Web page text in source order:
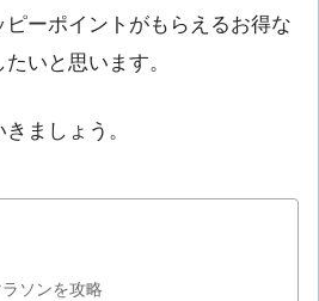
ピーポイントがもらえるお得な
いと思います。
ましょう。
ソンを攻略